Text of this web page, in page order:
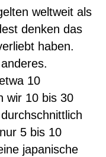
weltweit als
denken das
haben.
10
wir 10 bis 30
5 bis 10
japanische